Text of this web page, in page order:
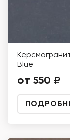
Blue
от 550 ₽